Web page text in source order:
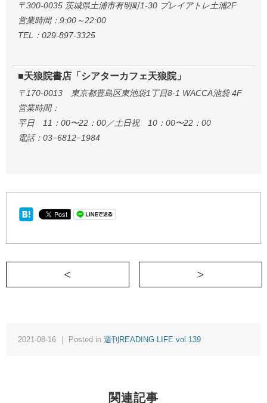
〒300-0035 茨城県土浦市有明町1-30 プレイアトレ土浦2F
営業時間：9:00～22:00
TEL：029-897-3325
■天狼院書店「シアターカフェ天狼院」
〒170-0013 東京都豊島区東池袋1丁目8-1 WACCA池袋 4F
営業時間：
平日 11：00〜22：00／土日祝 10：00〜22：00
電話：03−6812−1984
＜ 怒りという猛獣を手なづけるために《
2021-08-16 ｜ Posted in 週刊READING LIFE vol.139
関連記事